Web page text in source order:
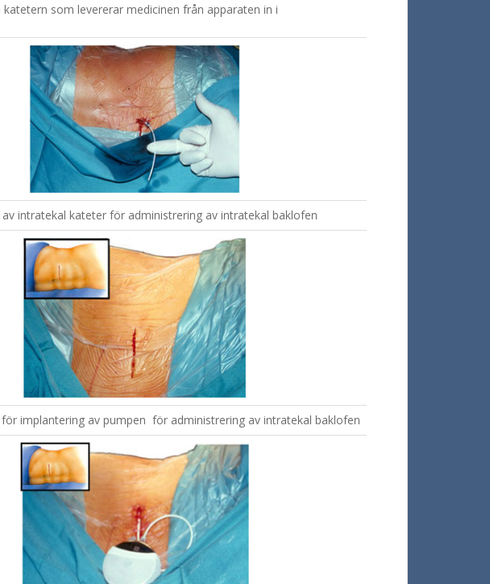
som levererar medicinen från apparaten in i
av intratekal kateter för administrering av intratekal baklofen
för implantering av pumpen för administrering av intratekal baklofen